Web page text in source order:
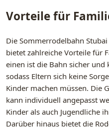
Vorteile für
Die Sommerrodelbahn
bietet zahlreiche Vorteile für
einen ist die Bahn sicher
sodass Eltern sich keine
Kinder machen müssen. Die
kann individuell angepasst
Kinder als auch Jugendliche
Darüber hinaus bietet die